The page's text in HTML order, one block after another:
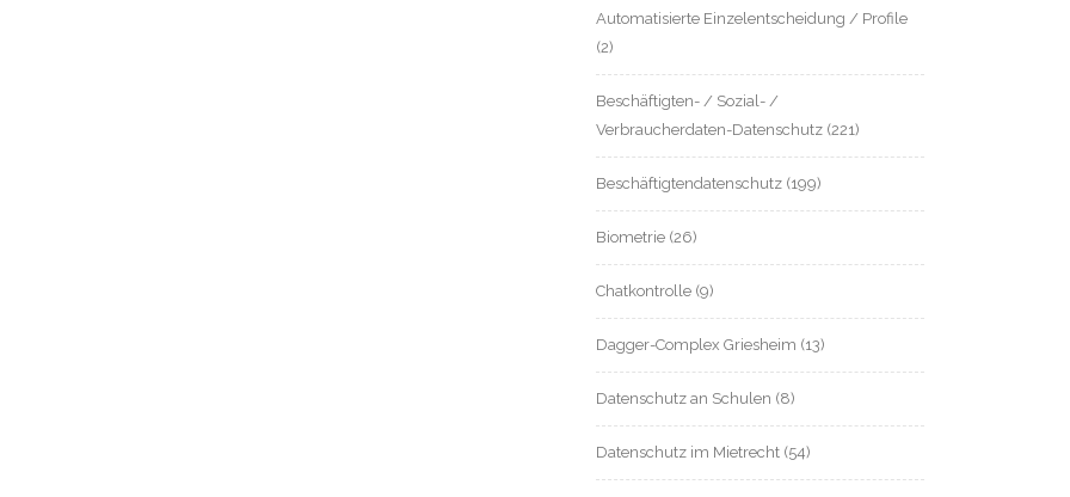
Automatisierte Einzelentscheidung / Profile
(2)
Beschäftigten- / Sozial- /
Verbraucherdaten-Datenschutz (221)
Beschäftigtendatenschutz (199)
Biometrie (26)
Chatkontrolle (9)
Dagger-Complex Griesheim (13)
Datenschutz an Schulen (8)
Datenschutz im Mietrecht (54)